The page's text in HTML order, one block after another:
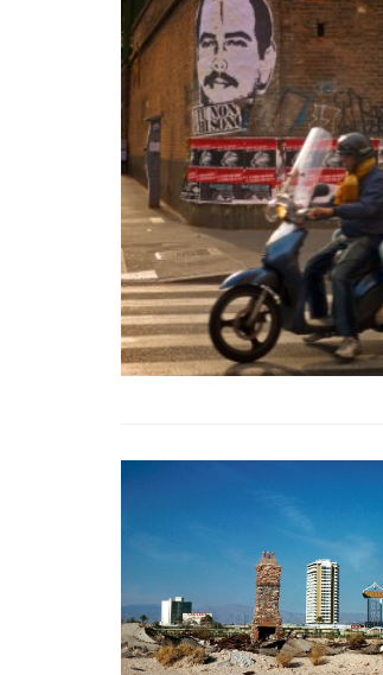
OBSERVATORIES FOR EARTHLY POLITICS